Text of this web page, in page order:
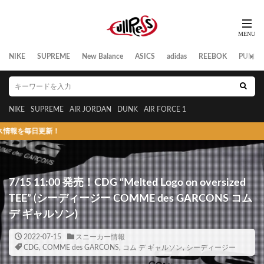
NIKE SUPREME New Balance ASICS adidas REEBOK PUMA
NIKE SUPREME AIR JORDAN DUNK AIR FORCE 1
新！
7/15 11:00 発売！CDG “Melted Logo on oversized
TEE” (シーディージー COMME des GARCONS コム
デ ギャルソン)
2022-07-15
スニーカー情報
CDG, COMME des GARCONS, コム デ ギャルソン, シーディージー